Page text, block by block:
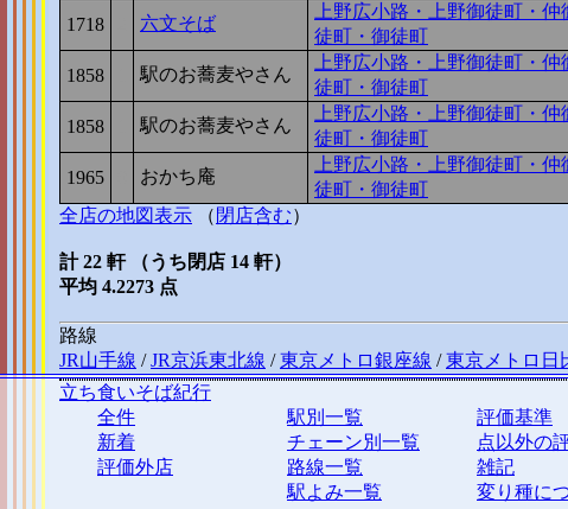
1718 六文そば
上野広小路・上野御徒町・仲
徒町・御徒町
1858 駅のお蕎麦やさん
上野広小路・上野御徒町・仲
徒町・御徒町
1858 駅のお蕎麦やさん
上野広小路・上野御徒町・仲
徒町・御徒町
1965 おかち庵
上野広小路・上野御徒町・仲
徒町・御徒町
全店の地図表示 （ 閉店含む）
計 22 軒 （うち閉店 14 軒）
平均 4.2273 点
路線
JR山手線 /JR京浜東北線 /東京メトロ銀座線 /東京メトロ日
立ち食いそば紀行
全件
新着
評価外店
駅別一覧
チェーン別一覧
路線一覧
駅よみ一覧
評価基準
点以外の
雑記
変り種に